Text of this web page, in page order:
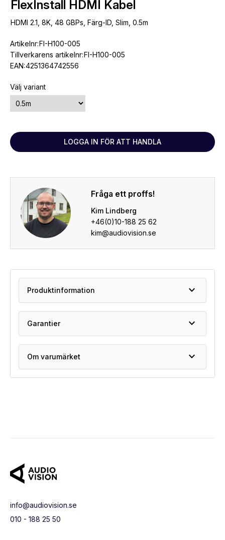
FlexInstall HDMI Kabel
HDMI 2.1, 8K, 48 GBPs, Färg-ID, Slim, 0.5m
Artikelnr:FI-H100-005
Tillverkarens artikelnr:FI-H100-005
EAN:4251364742556
Välj variant
LOGGA IN FÖR ATT HANDLA
Fråga ett proffs!
Kim Lindberg
+46(0)10-188 25 62
kim@audiovision.se
Produktinformation expand_more
Garantier expand_more
Om varumärket expand_more
info@audiovision.se
010 - 188 25 50